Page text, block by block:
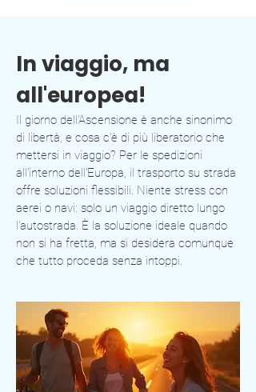
In viaggio, ma
all'europea!
Il giorno dell'Ascensione è anche sinonimo
di libertà, e cosa c'è di più liberatorio che
mettersi in viaggio? Per le spedizioni
all'interno dell'Europa, il trasporto su strada
offre soluzioni flessibili. Niente stress con
aerei o navi: solo un viaggio diretto lungo
l'autostrada. È la soluzione ideale quando
non si ha fretta, ma si desidera comunque
che tutto proceda senza intoppi.